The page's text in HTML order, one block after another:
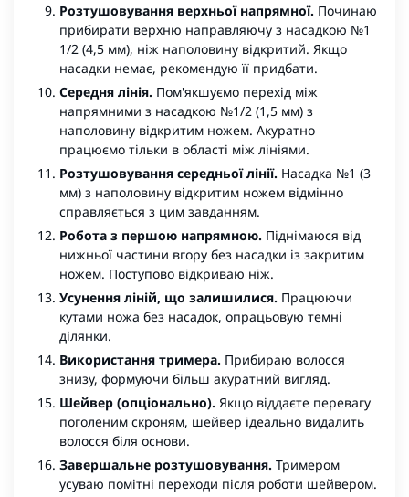
Розтушовування верхньої напрямної. Починаю
прибирати верхню направляючу з насадкою №1
1/2 (4,5 мм), ніж наполовину відкритий. Якщо
насадки немає, рекомендую її придбати.
Середня лінія. Пом'якшуємо перехід між
напрямними з насадкою №1/2 (1,5 мм) з
наполовину відкритим ножем. Акуратно
працюємо тільки в області між лініями.
Розтушовування середньої лінії. Насадка №1 (3
мм) з наполовину відкритим ножем відмінно
справляється з цим завданням.
Робота з першою напрямною. Піднімаюся від
нижньої частини вгору без насадки із закритим
ножем. Поступово відкриваю ніж.
Усунення ліній, що залишилися. Працюючи
кутами ножа без насадок, опрацьовую темні
ділянки.
Використання тримера. Прибираю волосся
знизу, формуючи більш акуратний вигляд.
Шейвер (опціонально). Якщо віддаєте перевагу
поголеним скроням, шейвер ідеально видалить
волосся біля основи.
Завершальне розтушовування. Тримером
усуваю помітні переходи після роботи шейвером.